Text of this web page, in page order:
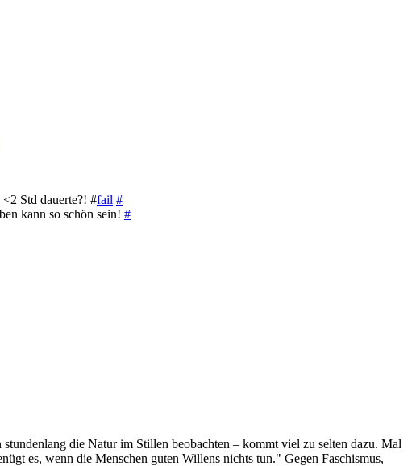
Std dauerte?! #fail #
kann so schön sein! #
die Natur im Stillen beobachten – kommt viel zu selten dazu. Mal
es, wenn die Menschen guten Willens nichts tun." Gegen Faschismus,